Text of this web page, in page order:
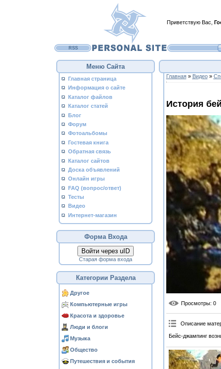
Приветствую Вас
RSS
Меню Сайта
Главная страница
Информация о сайте
Каталог файлов
Каталог статей
Блог
Форум
Фотоальбомы
Гостевая книга
Обратная связь
Каталог сайтов
Доска объявлений
Онлайн игры
FAQ (вопрос/ответ)
Тесты
Видео
Интернет-магазин
Форма Входа
Войти через uID
Старая форма входа
Категории Раздела
Другое
Компьютерные игры
Красота и здоровье
Люди и блоги
Музыка
Общество
Путешествия и события
Главная» Видео»
История
Просмотры: 0
Описание
Бейс-джампинг